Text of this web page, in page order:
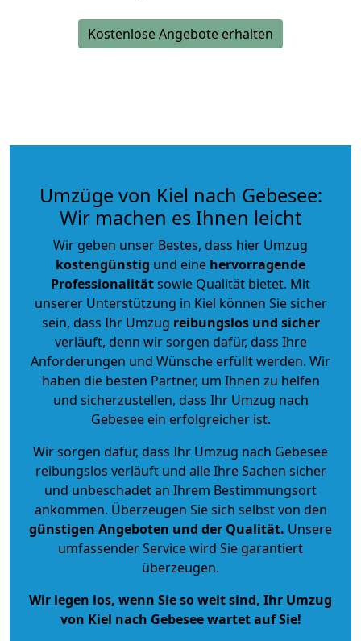
Kostenlose Angebote erhalten
Umzüge von Kiel nach Gebesee:
Wir machen es Ihnen leicht
Wir geben unser Bestes, dass hier Umzug
kostengünstig und eine hervorragende
Professionalitätsowie Qualität bietet. Mit
unserer Unterstützung in Kiel können Sie sicher
sein, dass Ihr Umzug reibungslos und sicher
verläuft, denn wir sorgen dafür, dass Ihre
Anforderungen und Wünsche erfüllt werden. Wir
haben die besten Partner, um Ihnen zu helfen
und sicherzustellen, dass Ihr Umzug nach
Gebesee ein erfolgreicher ist.
Wir sorgen dafür, dass Ihr Umzug nach Gebesee
reibungslos verläuft und alle Ihre Sachen sicher
und unbeschadet an Ihrem Bestimmungsort
ankommen. Überzeugen Sie sich selbst von den
günstigen Angeboten und der Qualität. Unsere
umfassender Service wird Sie garantiert
überzeugen.
Wir legen los, wenn Sie so weit sind, Ihr Umzug
von Kiel nach Gebesee wartet auf Sie!